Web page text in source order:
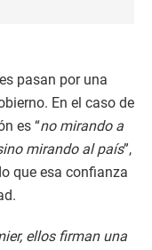
pasan por una
En el caso de
es “no mirando a
mirando al país”,
que esa confianza
ellos firman una